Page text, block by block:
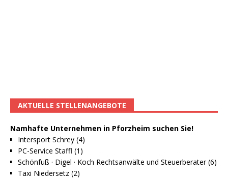
AKTUELLE STELLENANGEBOTE
Namhafte Unternehmen in Pforzheim suchen Sie!
Intersport Schrey (4)
PC-Service Staffl (1)
Schönfuß · Digel · Koch Rechtsanwälte und Steuerberater (6)
Taxi Niedersetz (2)